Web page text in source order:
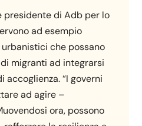
presidente di Adb per lo
ad esempio
che possano
migranti ad integrarsi
accoglienza. “I governi
ad agire –
ora, possono